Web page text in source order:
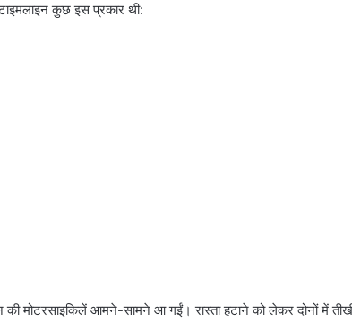
कुछ इस प्रकार थी:
मोटरसाइकिलें आमने-सामने आ गईं। रास्ता हटाने को लेकर दोनों में